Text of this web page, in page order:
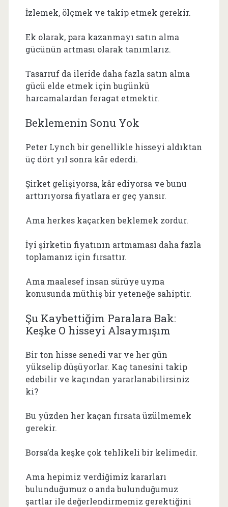
İzlemek, ölçmek ve takip etmek gerekir.
Ek olarak, para kazanmayı satın alma
gücünün artması olarak tanımlarız.
Tasarruf da ileride daha fazla satın alma
gücü elde etmek için bugünkü
harcamalardan feragat etmektir.
Beklemenin Sonu Yok
Peter Lynch bir genellikle hisseyi aldıktan
üç dört yıl sonra kâr ederdi.
Şirket gelişiyorsa, kâr ediyorsa ve bunu
arttırıyorsa fiyatlara er geç yansır.
Ama herkes kaçarken beklemek zordur.
İyi şirketin fiyatının artmaması daha fazla
toplamanız için fırsattır.
Ama maalesef insan sürüye uyma
konusunda müthiş bir yeteneğe sahiptir.
Şu Kaybettiğim Paralara Bak:
Keşke O hisseyi Alsaymışım
Bir ton hisse senedi var ve her gün
yükselip düşüyorlar. Kaç tanesini takip
edebilir ve kaçından yararlanabilirsiniz
ki?
Bu yüzden her kaçan fırsata üzülmemek
gerekir.
Borsa’da keşke çok tehlikeli bir kelimedir.
Ama hepimiz verdiğimiz kararları
bulunduğumuz o anda bulunduğumuz
şartlar ile değerlendirmemiz gerektiğini